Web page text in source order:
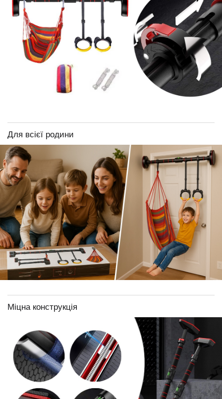
Для всієї родини
Міцна конструкція